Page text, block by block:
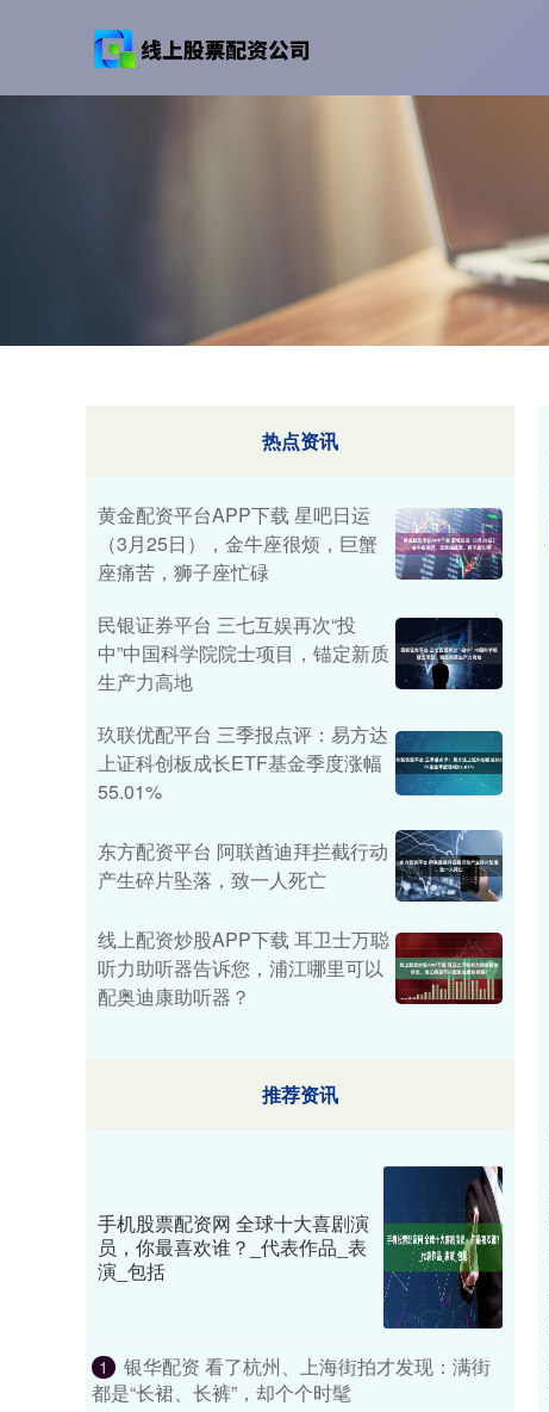
热点资讯
黄金配资平台APP下载 星吧日运
（3月25日），金牛座很烦，巨蟹
座痛苦，狮子座忙碌
民银证券平台 三七互娱再次“投
中”中国科学院院士项目，锚定新质
生产力高地
玖联优配平台 三季报点评：易方达
上证科创板成长ETF基金季度涨幅
55.01%
东方配资平台 阿联酋迪拜拦截行动
产生碎片坠落，致一人死亡
线上配资炒股APP下载 耳卫士万聪
听力助听器告诉您，浦江哪里可以
配奥迪康助听器？
推荐资讯
手机股票配资网 全球十大喜剧演
员，你最喜欢谁？_代表作品_表
演_包括
1
银华配资 看了杭州、上海街拍才发现：满街
都是“长裙、长裤”，却个个时髦